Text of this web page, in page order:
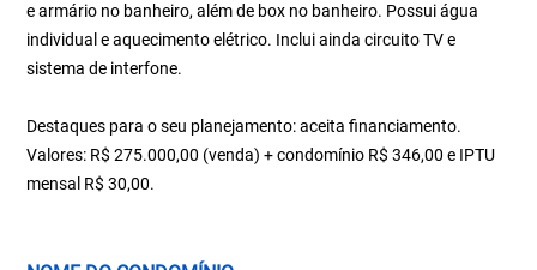
e armário no banheiro, além de box no banheiro. Possui água
individual e aquecimento elétrico. Inclui ainda circuito TV e
sistema de interfone.
Destaques para o seu planejamento: aceita financiamento.
Valores: R$ 275.000,00 (venda) + condomínio R$ 346,00 e IPTU
mensal R$ 30,00.